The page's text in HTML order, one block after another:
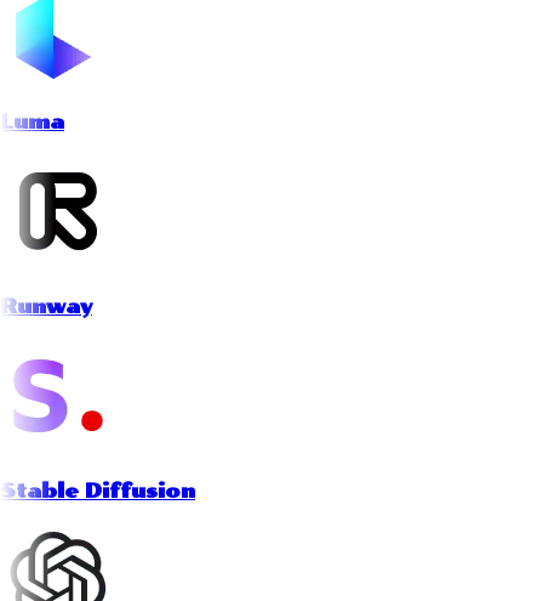
Luma
Runway
Stable Diffusion